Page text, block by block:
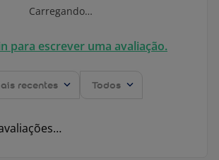
Carregando…
para escrever uma avaliação.
recentes Todos